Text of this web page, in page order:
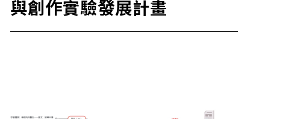
與創作實驗發展計畫